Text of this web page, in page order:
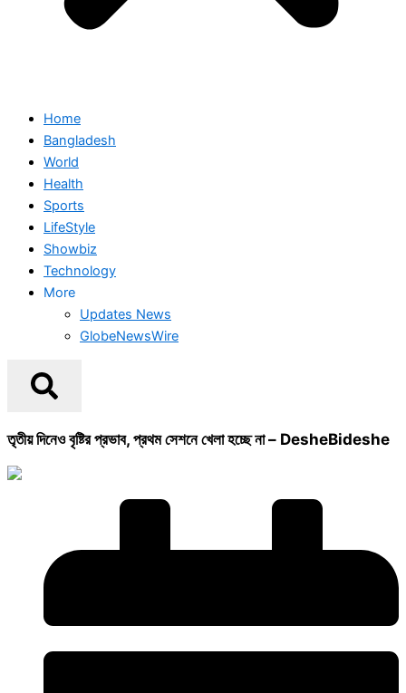
Home
Bangladesh
World
Health
Sports
LifeStyle
Showbiz
Technology
More
Updates News
GlobeNewsWire
তৃতীয় দিনেও বৃষ্টির প্রভাব, প্রথম সেশনে খেলা হচ্ছে না – DesheBideshe